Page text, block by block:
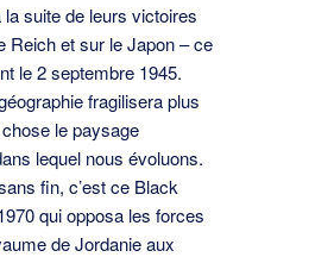
suite de leurs victoires
Reich et sur le Japon – ce
le 2 septembre 1945.
fragilisera plus
le paysage
lequel nous évoluons.
ﬁn, c’est ce Black
qui opposa les forces
de Jordanie aux